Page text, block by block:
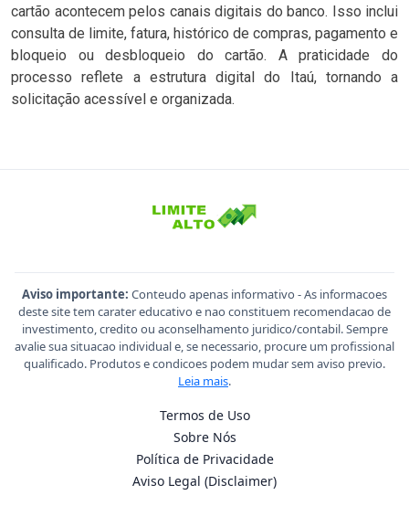
cartão acontecem pelos canais digitais do banco. Isso inclui
consulta de limite, fatura, histórico de compras, pagamento e
bloqueio ou desbloqueio do cartão. A praticidade do
processo reflete a estrutura digital do Itaú, tornando a
solicitação acessível e organizada.
Aviso importante: Conteudo apenas informativo - As informacoes
deste site tem carater educativo e nao constituem recomendacao de
investimento, credito ou aconselhamento juridico/contabil. Sempre
avalie sua situacao individual e, se necessario, procure um profissional
qualificado. Produtos e condicoes podem mudar sem aviso previo.
Leia mais.
Termos de Uso
Sobre Nós
Política de Privacidade
Aviso Legal (Disclaimer)